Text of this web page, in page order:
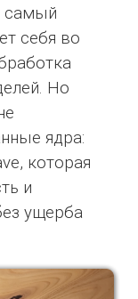
самый
себя во
Но
ядра:
которая
и
ущерба